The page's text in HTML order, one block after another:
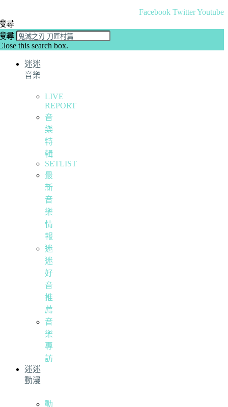
Facebook TwitterYoutube
尋
尋
this search box.
迷迷
音樂
LIVE
REPORT
音
樂
特
輯
SETLIST
最
新
音
樂
情
報
迷
迷
好
音
推
薦
音
樂
專
訪
迷迷
動漫
動